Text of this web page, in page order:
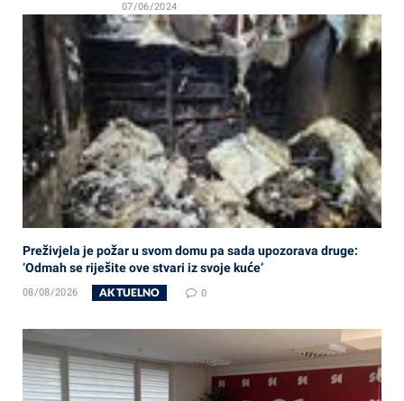
07/06/2024
Preživjela je požar u svom domu pa sada upozorava druge:
‘Odmah se riješite ove stvari iz svoje kuće’
08/08/2026 AKTUELNO 0